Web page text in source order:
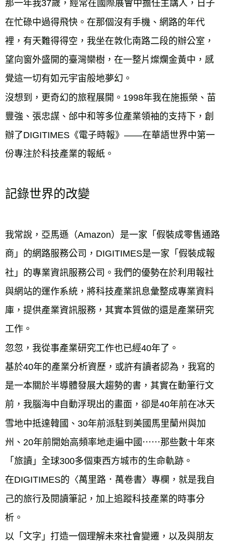
那一年我37歲，經常在國際展會中擔任主講人，日子
在忙碌中過得飛快。在那個沒有手機、網路的年代
裡，有天難得得空，我坐在敦化南路二段的辦公室，
望向窗外盛開的臺灣欒樹，在一整片燦爛金黃中，感
覺這一切有如元宇宙般地夢幻。
沒想到，更奇幻的旅程展開。1998年我在施振榮、苗
豐強、張忠謀、邰中和等多位產業領袖的支持下，創
辦了DIGITIMES《電子時報》——在華語世界中第一
份專注於科技產業的報紙。
記錄世界的改變
我常說，亞馬遜（Amazon）是一家「假裝成零售通路
商」的網路服務公司，DIGITIMES是一家「假裝成報
社」的專業資訊服務公司。我們的優勢在於利用報社
與網站的運作系統，將科技產業訊息彙整成專業資料
庫，提供產業資訊服務，其實本質做的還是產業研究
工作。
忽忽，我從事產業研究工作也已經40年了。
基於40年的產業分析資歷，或許有讀者認為，我寫的
是一本關於半導體發展大趨勢的書，其實在動筆行文
前，我腦海中自動浮現出的畫面，卻是40年前在冰天
雪地中抵達韓國、30年前派駐到美國馬里蘭州與加
州、20年前開始高頻率地走遍中國⋯⋯那些數十年來
「旅讀」全球300多個東西方城市的生命軌跡。
在DIGITIMES的〈萬里路．萬卷書〉專欄，就是我自
己的旅行及閱讀筆記，加上追蹤科技產業的時事分
析。
以「文字」打造一個理解未來社會變遷，以及與朋友